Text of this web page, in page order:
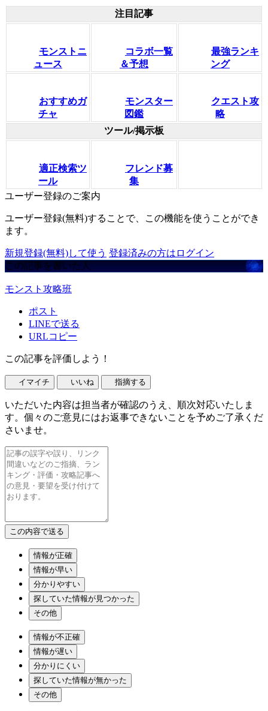
注目記事
モンストニ
ュース
コラボ一覧
＆予想
最強ランキ
ング
おすすめガ
チャ
モンスター
図鑑
クエスト攻
略
ツール/掲示板
適正検索ツ
ール
フレンド募
集
ユーザー登録のご案内
ユーザー登録(無料)することで、この機能を使うことができ
ます。
新規登録(無料)して使う 登録済みの方はログイン
この記事を書いた人
モンスト攻略班
ポスト
LINEで送る
URLコピー
この記事を評価しよう！
イマイチ いいね 指摘する
いただいた内容は担当者が確認のうえ、順次対応いたしま
す。個々のご意見にはお返事できないことを予めご了承くだ
さいませ。
情報が正確
情報が早い
分かりやすい
探していた情報が見つかった
その他
情報が不正確
情報が遅い
分かりにくい
探していた情報が無かった
その他